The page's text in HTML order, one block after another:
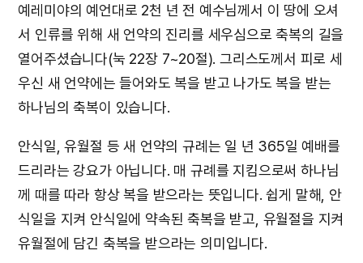
예레미야의 예언대로 2천 년 전 예수님께서 이 땅에 오셔
서 인류를 위해 새 언약의 진리를 세우심으로 축복의 길을
열어주셨습니다(눅 22장 7~20절). 그리스도께서 피로 세
우신 새 언약에는 들어와도 복을 받고 나가도 복을 받는
하나님의 축복이 있습니다.
안식일, 유월절 등 새 언약의 규례는 일 년 365일 예배를
드리라는 강요가 아닙니다. 매 규례를 지킴으로써 하나님
께 때를 따라 항상 복을 받으라는 뜻입니다. 쉽게 말해, 안
식일을 지켜 안식일에 약속된 축복을 받고, 유월절을 지켜
유월절에 담긴 축복을 받으라는 의미입니다.